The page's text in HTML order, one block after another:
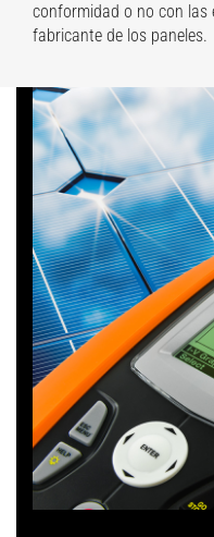
conformidad o no con las
fabricante de los paneles.